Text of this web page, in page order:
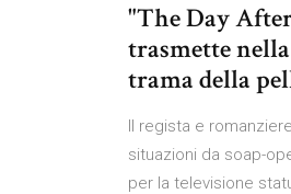
"The Day
trasmette
trama della
Il regista e
situazioni da soap-
per la televisione